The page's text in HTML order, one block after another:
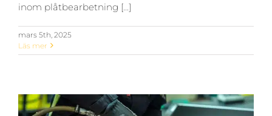
inom plåtbearbetning [...]
mars 5th, 2025
Läs mer